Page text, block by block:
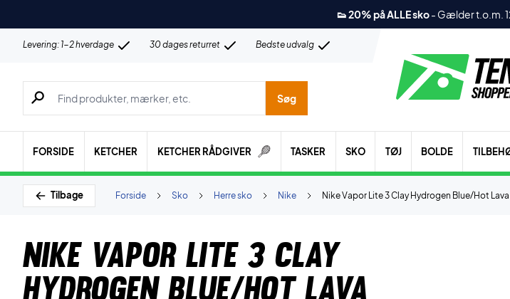
👟 20% på ALLE sko- Gælder t.o.m.
Levering: 1-2 hverdage 30 dages returret Bedste udvalg
Søg efter produkter, mærker etc.
Søg
FORSIDE KETCHER KETCHER RÅDGIVER TASKER SKO TØJ BOLDE
Tilbage Nike Vapor Lite 3 Clay Hydrogen Blue/Hot Lava
Nike
Herre sko
Sko
Forside
Nike Vapor Lite 3 Clay
Hydrogen Blue/Hot Lava